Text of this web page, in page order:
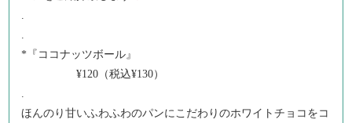
*『ココナッツボール』
¥120（税込¥130）
ほんのり甘いふわふわのパンにこだわりのホワイトチョコをコ